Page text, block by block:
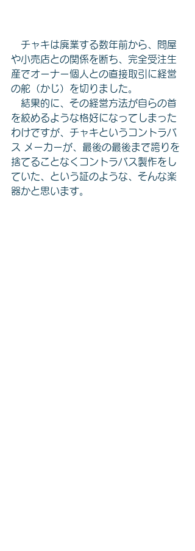
チャキは廃業する数年前から、問屋
や小売店との関係を断ち、完全受注生
産でオーナー個人との直接取引に経営
の舵（かじ）を切りました。
結果的に、その経営方法が自らの首
を絞めるような格好になってしまった
わけですが、チャキというコントラバ
ス メーカーが、最後の最後まで誇りを
捨てることなくコントラバス製作をし
ていた、という証のような、そんな楽
器かと思います。